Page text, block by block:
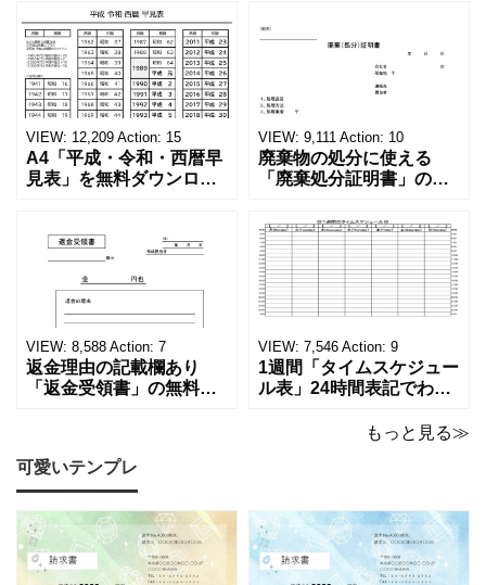
VIEW: 12,209 Action: 15
A4「平成・令和・西暦早
見表」を無料ダウンロー
る！印刷可能な一覧表！
印刷可能な平成・令和・
西暦早見表を無料ダウン
ロードでご利用いただけ
ます。 パソコンに保存し
ていただくか、A4サイズ
でコピーしてご
VIEW: 9,111 Action: 10
廃棄物の処分に使える
「廃棄処分証明書」の無
ーカーの代理店、回収業
者へおすすめ！(Excel・
Word・PDF)正しく廃棄
されたことを証明する書
類「廃棄処分証明書」の
テンプレートです。 量販
店や家電メーカーの代理
店、回収
VIEW: 8,588 Action: 7
返金理由の記載欄あり
「返金受領書」の無料テ
め！過払い･誤入金などが
発生した際にも使える、
モノクロでシンプルな
「返金領収書」のテンプ
レートとなります。 A4縦
型サイズで用紙に印
VIEW: 7,546 Action: 9
1週間「タイムスケジュー
ル表」24時間表記でわか
ト！A4横型ExcelやWord
表になります。 A4横型サ
イズの無料テンプレート
で、Excel・Wo
もっと見る≫
可愛いテンプレ